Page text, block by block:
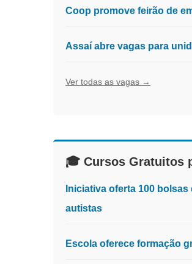
Coop promove feirão de
Assaí abre vagas para
Ver todas as vagas →
🎓 Cursos Gratuitos
Iniciativa oferta 100
autistas
Escola oferece formação